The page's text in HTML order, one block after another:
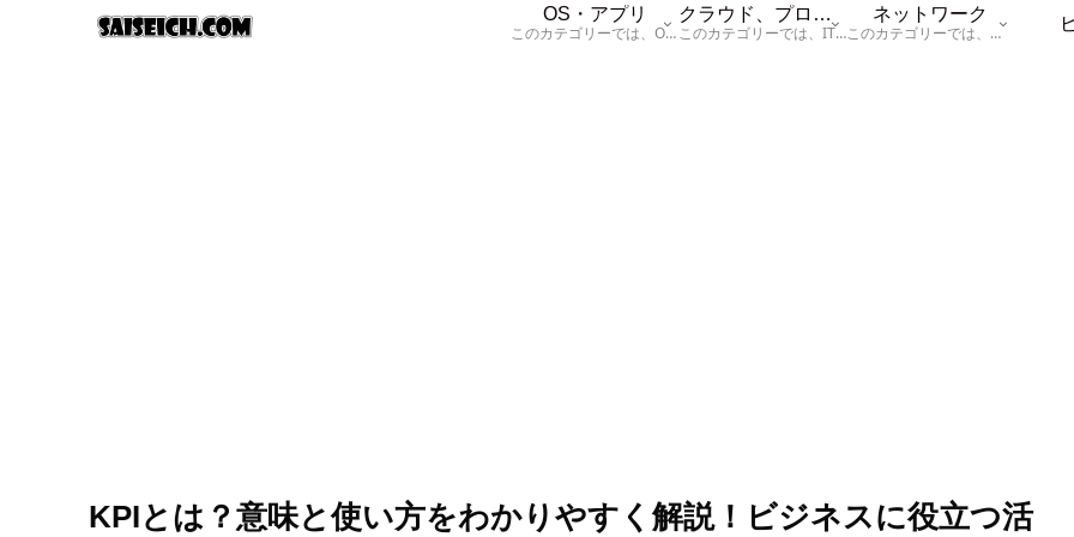
OS・アプリ
このカテゴリーでは、OSに関する情報を記載しています。
クラウド、プログラム
このカテゴリーでは、ITに関する基本的な情報として「ハードウェア、「サーバー」、「データベース、「ネットワーク」、「セキュリティ」、「プログラム」に関する情報を記載しています。
ネットワーク
このカテゴリーでは、「ネットワーク」に関する情報を記載しています。
KPIとは？意味と使い方をわかりやすく解説！ビジネスに役立つ活